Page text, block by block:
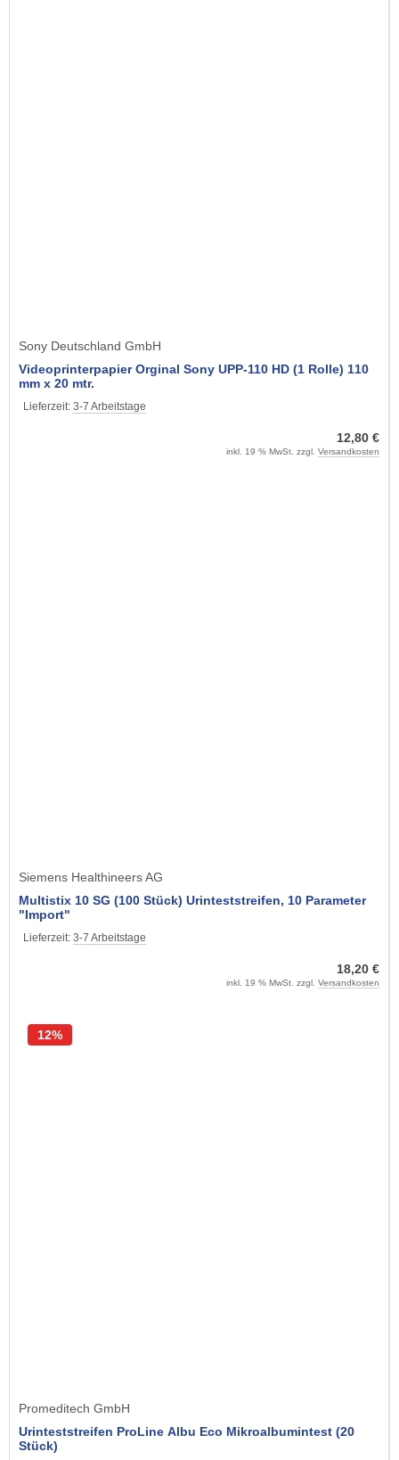
Sony Deutschland GmbH
Videoprinterpapier Orginal Sony UPP-110 HD (1 Rolle) 110
mm x 20 mtr.
Lieferzeit: 3-7 Arbeitstage
12,80 €
inkl. 19 % MwSt. zzgl. Versandkosten
Siemens Healthineers AG
Multistix 10 SG (100 Stück) Urinteststreifen, 10 Parameter
"Import"
Lieferzeit: 3-7 Arbeitstage
18,20 €
inkl. 19 % MwSt. zzgl. Versandkosten
Promeditech GmbH
Urinteststreifen ProLine Albu Eco Mikroalbumintest (20
Stück)
12%